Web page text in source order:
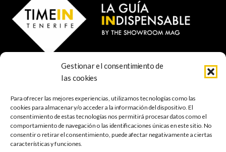
Gestionar el consentimiento de
las cookies
Para ofrecer las mejores experiencias, utilizamos tecnologías como las
cookies para almacenar y/o acceder a la información del dispositivo. El
consentimiento de estas tecnologías nos permitirá procesar datos como el
comportamiento de navegación o las identificaciones únicas en este sitio. No
consentir o retirar el consentimiento, puede afectar negativamente a ciertas
características y funciones.
© 2023 TIME IN TENERIFE - Rosti Family Group S.L.
38001 Santa Cruz de Tenerife (ES)
INDISPENSABLEARTE & CULTURAMÚSICAGASTRONOMÍA
NATURALEZAESCAPADASCOMPRASFOTOGRAFÍAGRATISINFANTIL